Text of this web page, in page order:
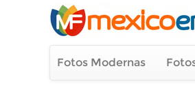
Fotos Modernas